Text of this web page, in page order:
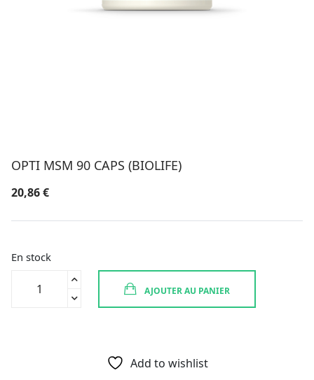
OPTI MSM 90 CAPS (BIOLIFE)
20,86€
En stock
AJOUTER AU PANIER
Add to wishlist